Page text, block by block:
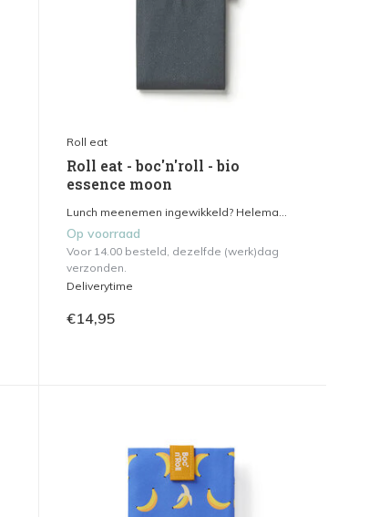
Roll eat
Roll eat - boc'n'roll - bio
essence moon
Lunch meenemen ingewikkeld? Helema...
Op voorraad
Voor 14.00 besteld, dezelfde (werk)dag
verzonden.
Deliverytime
€14,95